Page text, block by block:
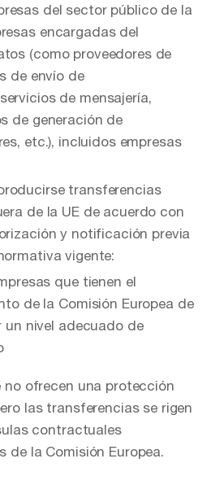
del sector público de la
encargadas del
(como proveedores de
de envío de
de mensajería,
de generación de
etc.), incluidos empresas
transferencias
de la UE de acuerdo con
y notificación previa
vigente:
que tienen el
de la Comisión Europea de
un nivel adecuado de
no ofrecen una protección
las transferencias se rigen
contractuales
de la Comisión Europea.